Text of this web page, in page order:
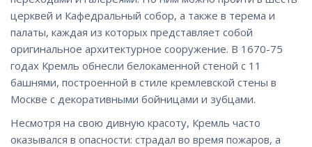
церквей и Кафедральный собор, а также в терема и
палаты, каждая из которых представляет собой
оригинальное архитектурное сооружение. В 1670-75
годах Кремль обнесли белокаменной стеной с 11
башнями, построенной в стиле кремлевской стены в
Москве с декоративными бойницами и зубцами.
Несмотря на свою дивную красоту, Кремль часто
оказывался в опасности: страдал во время пожаров, а